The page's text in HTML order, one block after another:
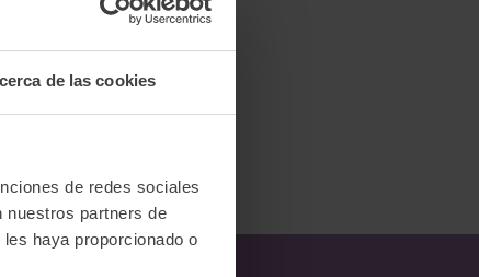
de las cookies
de redes sociales
nuestros partners de
haya proporcionado o